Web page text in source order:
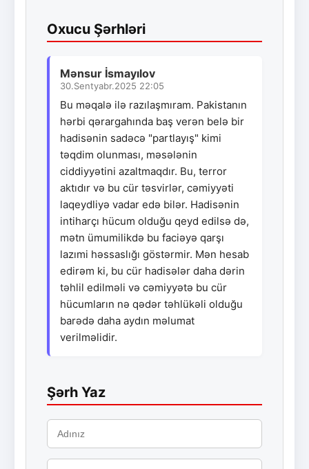
Oxucu Şərhləri
Mənsur İsmayılov
30.Sentyabr.2025 22:05
Bu məqalə ilə razılaşmıram. Pakistanın
hərbi qərargahında baş verən belə bir
hadisənin sadəcə "partlayış" kimi
təqdim olunması, məsələnin
ciddiyyətini azaltmaqdır. Bu, terror
aktıdır və bu cür təsvirlər, cəmiyyəti
laqeydliyə vadar edə bilər. Hadisənin
intiharçı hücum olduğu qeyd edilsə də,
mətn ümumilikdə bu faciəyə qarşı
lazımi həssaslığı göstərmir. Mən hesab
edirəm ki, bu cür hadisələr daha dərin
təhlil edilməli və cəmiyyətə bu cür
hücumların nə qədər təhlükəli olduğu
barədə daha aydın məlumat
verilməlidir.
Şərh Yaz